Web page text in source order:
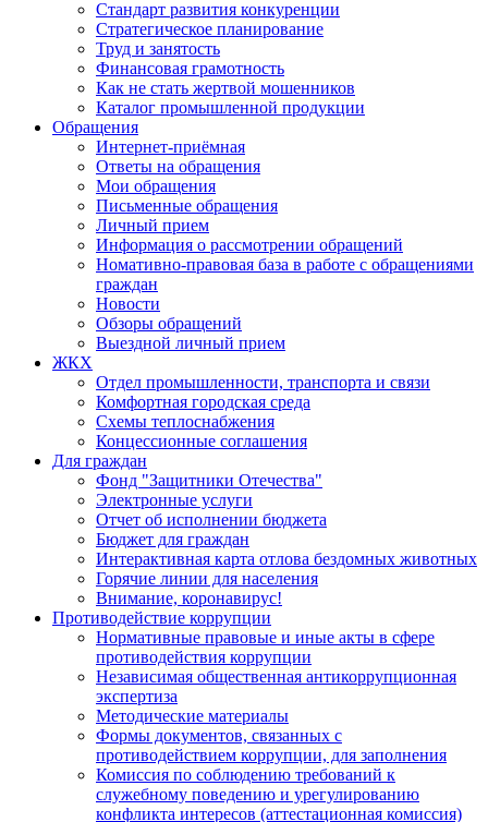
Стандарт развития конкуренции
Стратегическое планирование
Труд и занятость
Финансовая грамотность
Как не стать жертвой мошенников
Каталог промышленной продукции
Обращения
Интернет-приёмная
Ответы на обращения
Мои обращения
Письменные обращения
Личный прием
Информация о рассмотрении обращений
Номативно-правовая база в работе с обращениями
граждан
Новости
Обзоры обращений
Выездной личный прием
ЖКХ
Отдел промышленности, транспорта и связи
Комфортная городская среда
Схемы теплоснабжения
Концессионные соглашения
Для граждан
Фонд "Защитники Отечества"
Электронные услуги
Отчет об исполнении бюджета
Бюджет для граждан
Интерактивная карта отлова бездомных животных
Горячие линии для населения
Внимание, коронавирус!
Противодействие коррупции
Нормативные правовые и иные акты в сфере
противодействия коррупции
Независимая общественная антикоррупционная
экспертиза
Методические материалы
Формы документов, связанных с
противодействием коррупции, для заполнения
Комиссия по соблюдению требований к
служебному поведению и урегулированию
конфликта интересов (аттестационная комиссия)